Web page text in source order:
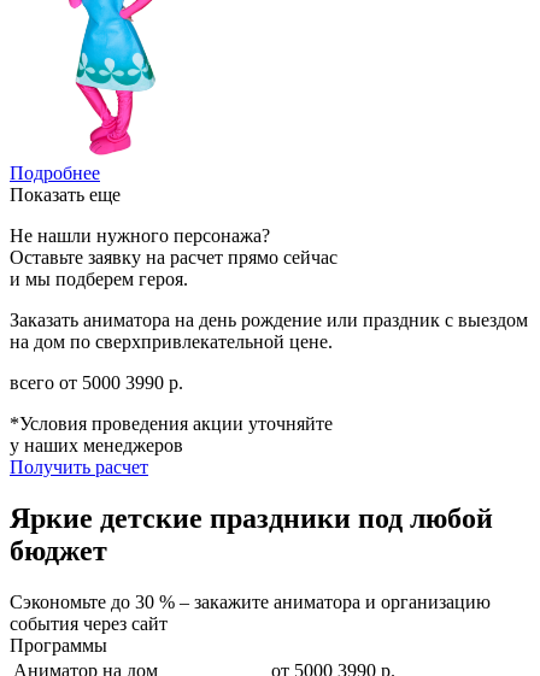
Подробнее
Показать еще
Не нашли нужного персонажа?
Оставьте заявку на расчет прямо сейчас
и мы подберем героя.
Заказать аниматора на день рождение или праздник с выездом
на дом по сверхпривлекательной цене.
всего от 5000 3990 р.
*Условия проведения акции уточняйте
у наших менеджеров
Получить расчет
Яркие детские праздники под любой
бюджет
Сэкономьте до 30 % – закажите аниматора и организацию
события через сайт
Программы
Аниматор на дом
от 5000 3990 р.